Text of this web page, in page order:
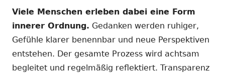
Viele Menschen erleben dabei eine Form
innerer Ordnung. Gedanken werden ruhiger,
Gefühle klarer benennbar und neue Perspektiven
entstehen. Der gesamte Prozess wird achtsam
begleitet und regelmäßig reflektiert. Transparenz